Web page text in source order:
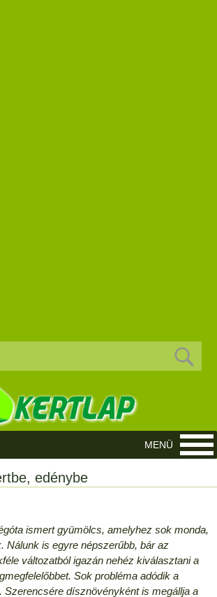
edénybe
ismert gyümölcs, amelyhez sok monda,
Nálunk is egyre népszerűbb, bár az
változatból igazán nehéz kiválasztani a
Sok probléma adódik a
Szerencsére dísznövényként is megállja a